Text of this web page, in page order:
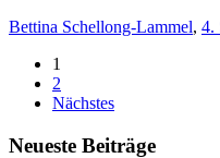
Bettina Schellong-Lammel, 4.
1
2
Nächstes
Neueste Beiträge